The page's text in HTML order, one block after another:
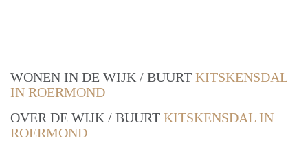
WONEN IN DE WIJK / BUURT KITSKENSDAL
IN ROERMOND
OVER DE WIJK / BUURT KITSKENSDAL IN
ROERMOND